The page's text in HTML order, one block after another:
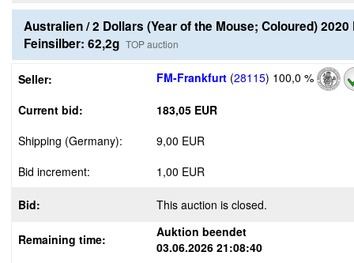
Australien / 2 Dollars (Year of the Mouse; Coloured) 2020
Feinsilber: 62,2g TOP auction
Seller: FM-Frankfurt (28115) 100,0 %
Current bid:
183,05 EUR
Shipping (Germany):
9,00 EUR
Bid increment:
1,00 EUR
Bid: This auction is closed.
Remaining time:
Auktion beendet
03.06.2026 21:08:40